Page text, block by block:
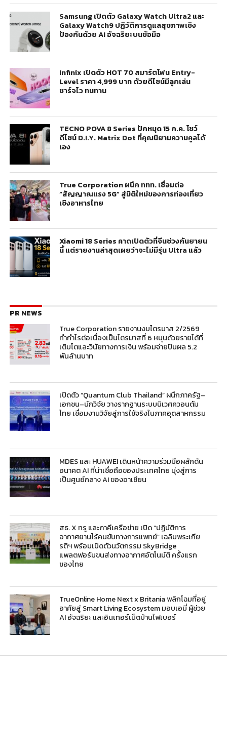
Samsung เปิดตัว Galaxy Watch Ultra2 และ
Galaxy Watch9 ปฏิวัติการดูแลสุขภาพเชิง
ป้องกันด้วย AI อัจฉริยะบนข้อมือ
Infinix เปิดตัว HOT 70 สมาร์ตโฟน Entry-
Level ราคา 4,999 บาท ด้วยดีไซน์มีลูกเล่น
ชาร์จไว ทนทาน
TECNO POVA 8 Series ปักหมุด 15 ก.ค. โชว์
ดีไซน์ D.I.Y. Matrix Dot ที่คุณนิยามความคูลได้
เอง
True Corporation ผนึก ททท. เชื่อมต่อ
“สัญญาณแรง 5G” สู่มิติใหม่ของการท่องเที่ยว
เชิงอาหารไทย
Xiaomi 18 Series คาดเปิดตัวที่จีนช่วงกันยายน
นี้ แต่รายงานล่าสุดเผยว่าจะไม่มีรุ่น Ultra แล้ว
PR NEWS
True Corporation รายงานงบไตรมาส 2/2569
ทำกำไรต่อเนื่องเป็นไตรมาสที่ 6 หนุนด้วยรายได้ที่
เติบโตและวินัยทางการเงิน พร้อมจ่ายปันผล 5.2
พันล้านบาท
เปิดตัว “Quantum Club Thailand” ผนึกภาครัฐ–
เอกชน–นักวิจัย วางรากฐานระบบนิเวศควอนตัม
ไทย เชื่อมงานวิจัยสู่การใช้จริงในภาคอุตสาหกรรม
MDES และ HUAWEI เดินหน้าความร่วมมือผลักดัน
อนาคต AI ที่น่าเชื่อถือของประเทศไทย มุ่งสู่การ
เป็นศูนย์กลาง AI ของอาเซียน
สธ. X ทรู และภาคีเครือข่าย เปิด “ปฏิบัติการ
อากาศยานไร้คนขับทางการแพทย์” เฉลิมพระเกีย
รติฯ พร้อมเปิดตัวนวัตกรรม SkyBridge
แพลตฟอร์มขนส่งทางอากาศอัตโนมัติ ครั้งแรก
ของไทย
TrueOnline Home Next x Britania พลิกโฉมที่อยู่
อาศัยสู่ Smart Living Ecosystem มอบเอมี่ ผู้ช่วย
AI อัจฉริยะ และอินเทอร์เน็ตบ้านไฟเบอร์